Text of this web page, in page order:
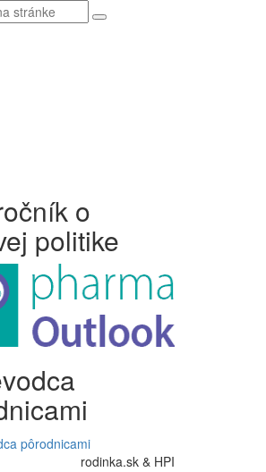
o
politike
rodinka.sk & HPI